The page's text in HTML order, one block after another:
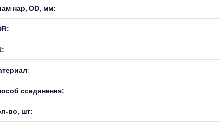
нар, OD, мм:
соединения:
во, шт: